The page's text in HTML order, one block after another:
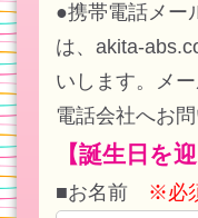
●携帯電話メー
は、akita-
いします。メ
電話会社へお
【誕生日を
■お名前 ※必